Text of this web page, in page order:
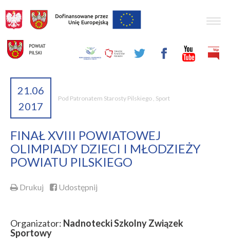
21.06
2017
Pod Patronatem Starosty Pilskiego Sport
FINAŁ XVIII POWIATOWEJ
OLIMPIADY DZIECI I MŁODZIEŻY
POWIATU PILSKIEGO
Drukuj Udostępnij
Organizator: Nadnotecki Szkolny Związek
Sportowy